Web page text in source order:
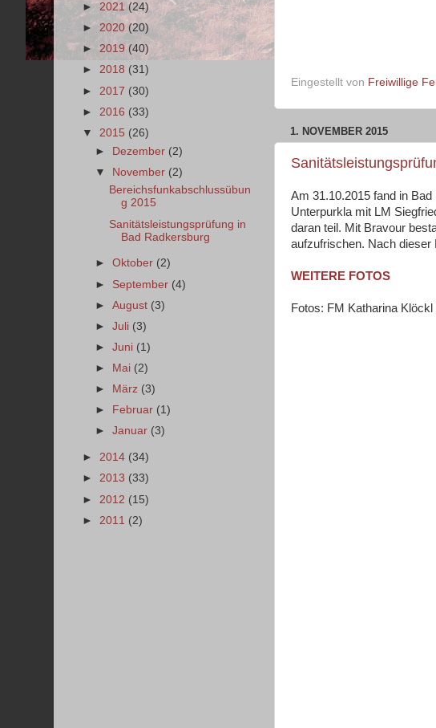
Eingestellt von Freiwillige
1. NOVEMBER 2015
Am 31.10.2015 fand in
Unterpurkla mit LM
daran teil. Mit Bravour
aufzufrischen. Nach dieser
WEITERE FOTOS
Fotos: FM Katharina
►2021(24)
► 2020 (20)
► 2019 (40)
► 2018 (31)
► 2017 (30)
► 2016 (33)
▼ 2015 (26)
► Dezember (2)
▼ November (2)
Bereichsfunkabschlussübun
g 2015
Sanitätsleistungsprüfung in
Bad Radkersburg
►Oktober (2)
► September (4)
►August (3)
►Juli (3)
►Juni (1)
►
Mai (2)
►
März (3)
►
Februar (1)
►Januar (3)
► 2014 (34)
► 2013 (33)
► 2012 (15)
► 2011 (2)